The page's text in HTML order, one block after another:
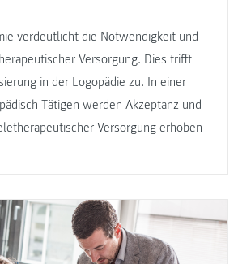
verdeutlicht die Notwendigkeit und
Versorgung. Dies trifft
in der Logopädie zu. In einer
Tätigen werden Akzeptanz und
Versorgung erhoben